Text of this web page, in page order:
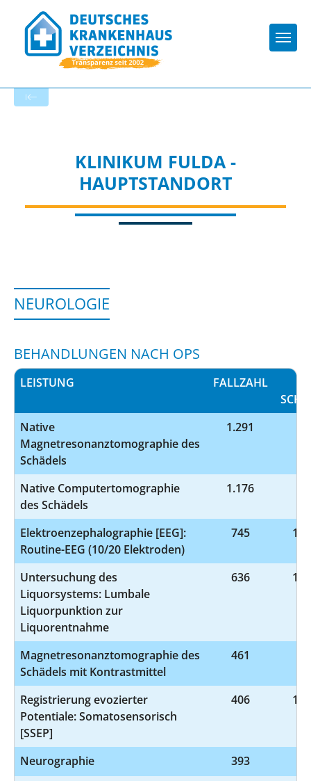
KLINIKUM FULDA -
HAUPTSTANDORT
NEUROLOGIE
BEHANDLUNGEN NACH OPS
LEISTUNG FALLZAHL
Native
Magnetresonanztomographie des
Schädels
1.291
Native Computertomographie
des Schädels
1.176
Elektroenzephalographie [EEG]:
Routine-EEG (10/20 Elektroden)
745 1-
Untersuchung des
Liquorsystems: Lumbale
Liquorpunktion zur
Liquorentnahme
636 1-
Magnetresonanztomographie des
Schädels mit Kontrastmittel
461
Registrierung evozierter
Potentiale: Somatosensorisch
[SSEP]
406 1-
Neurographie 393